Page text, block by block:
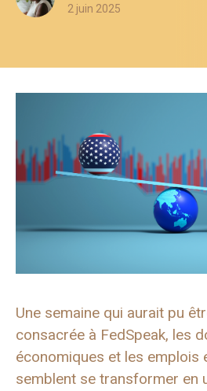
2 juin 2025
Une semaine qui aurait pu
consacrée à FedSpeak, les
économiques et les emplois
semblent se transformer en